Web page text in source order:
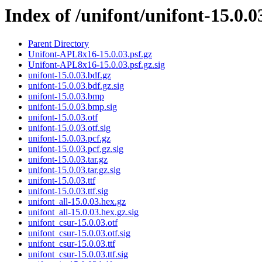
Index of /unifont/unifont-
Parent Directory
Unifont-APL8x16-15.0.03.psf.gz
Unifont-APL8x16-15.0.03.psf.gz.sig
unifont-15.0.03.bdf.gz
unifont-15.0.03.bdf.gz.sig
unifont-15.0.03.bmp
unifont-15.0.03.bmp.sig
unifont-15.0.03.otf
unifont-15.0.03.otf.sig
unifont-15.0.03.pcf.gz
unifont-15.0.03.pcf.gz.sig
unifont-15.0.03.tar.gz
unifont-15.0.03.tar.gz.sig
unifont-15.0.03.ttf
unifont-15.0.03.ttf.sig
unifont_all-15.0.03.hex.gz
unifont_all-15.0.03.hex.gz.sig
unifont_csur-15.0.03.otf
unifont_csur-15.0.03.otf.sig
unifont_csur-15.0.03.ttf
unifont_csur-15.0.03.ttf.sig